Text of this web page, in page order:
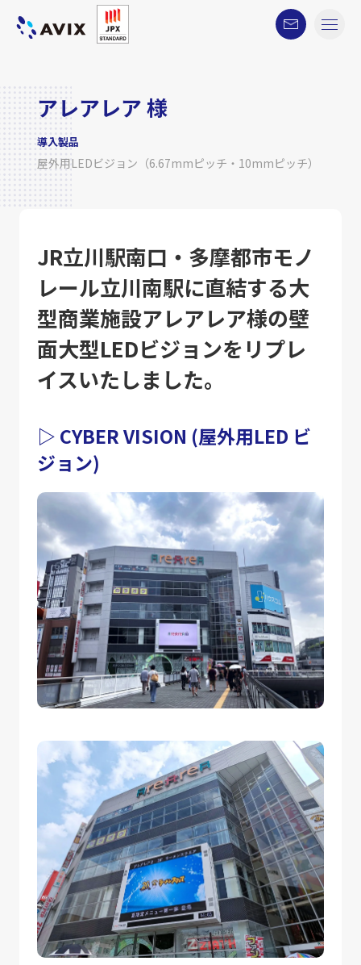
アレアレア 様
導入製品
屋外用LEDビジョン（6.67mmピッチ・10mmピッチ）
JR立川駅南口・多摩都市モノ
レール立川南駅に直結する大
型商業施設アレアレア様の壁
面大型LEDビジョンをリプレ
イスいたしました。
▷ CYBER VISION (屋外用LED ビ
ジョン)